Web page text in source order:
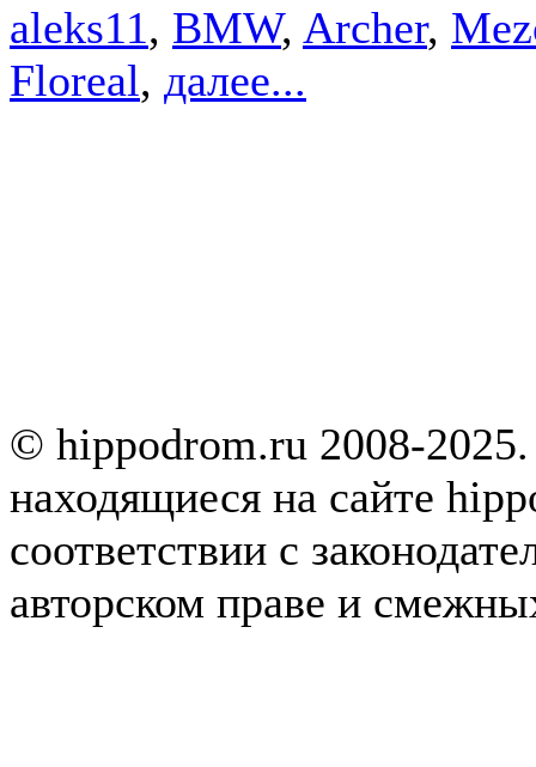
aleks11, BMW, Archer,
Floreal, далее...
© hippodrom.ru 2008-
находящиеся на сайте
соответствии с
авторском праве и